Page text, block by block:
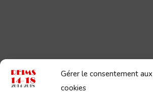
Gérer le consentement aux
cookies